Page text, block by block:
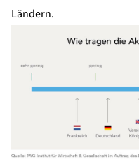
Ländern.